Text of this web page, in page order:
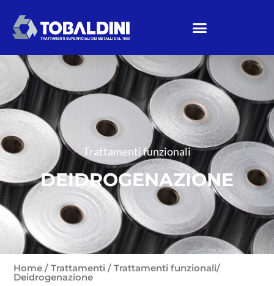
Trattamenti funzionali
DEIDROGENAZIONE
Home / Trattamenti / Trattamenti funzionali/
Deidrogenazione